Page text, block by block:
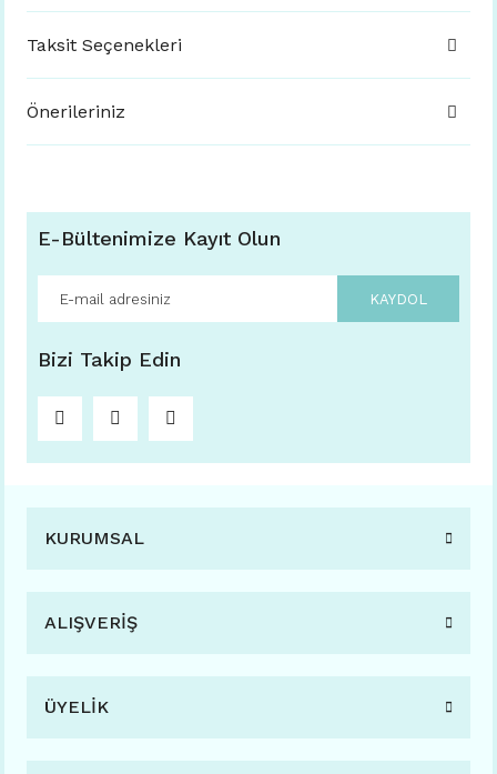
Taksit Seçenekleri
Önerileriniz
E-Bültenimize Kayıt Olun
KAYDOL
Bizi Takip Edin
KURUMSAL
ALIŞVERİŞ
ÜYELİK